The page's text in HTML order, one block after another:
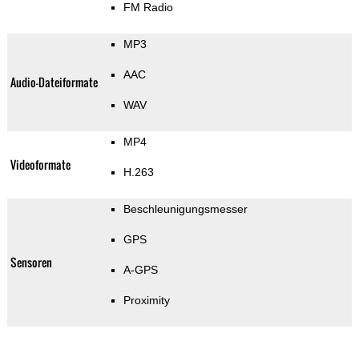
FM Radio
Audio-Dateiformate
MP3
AAC
WAV
Videoformate
MP4
H.263
Sensoren
Beschleunigungsmesser
GPS
A-GPS
Proximity